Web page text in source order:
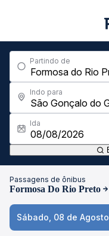
Partindo de
Indo para
Ida
Passagens de ônibus
Formosa Do Rio Preto
Sábado, 08 de Agosto